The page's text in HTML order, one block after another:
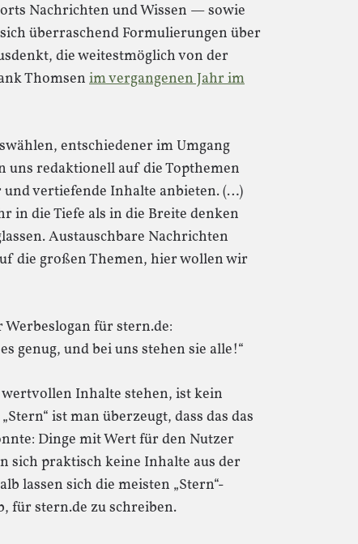
Nachrichten und Wissen — sowie
überraschend Formulierungen über
die weitestmöglich von der
Thomsen im vergangenen Jahr im
entschiedener im Umgang
uns redaktionell auf die Topthemen
vertiefende Inhalte anbieten. (…)
in die Tiefe als in die Breite denken
Austauschbare Nachrichten
die großen Themen, hier wollen wir
für stern.de:
genug, und bei uns stehen sie alle!“
Inhalte stehen, ist kein
ist man überzeugt, dass das das
Dinge mit Wert für den Nutzer
sich praktisch keine Inhalte aus der
lassen sich die meisten „Stern“-
für stern.de zu schreiben.